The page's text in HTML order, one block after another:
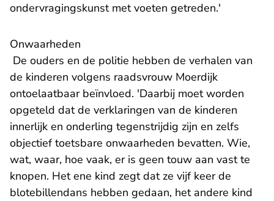
ondervragingskunst met voeten getreden.'
​Onwaarheden
De ouders en de politie hebben de verhalen van
de kinderen volgens raadsvrouw Moerdijk
ontoelaatbaar beïnvloed. 'Daarbij moet worden
opgeteld dat de verklaringen van de kinderen
innerlijk en onderling tegenstrijdig zijn en zelfs
objectief toetsbare onwaarheden bevatten. Wie,
wat, waar, hoe vaak, er is geen touw aan vast te
knopen. Het ene kind zegt dat ze vijf keer de
blotebillendans hebben gedaan, het andere kind